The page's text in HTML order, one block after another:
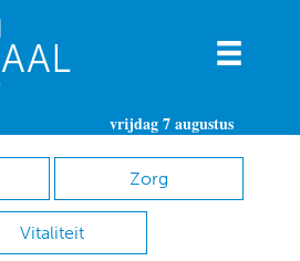
vrijdag 7 augustus
Zorg
Vitaliteit